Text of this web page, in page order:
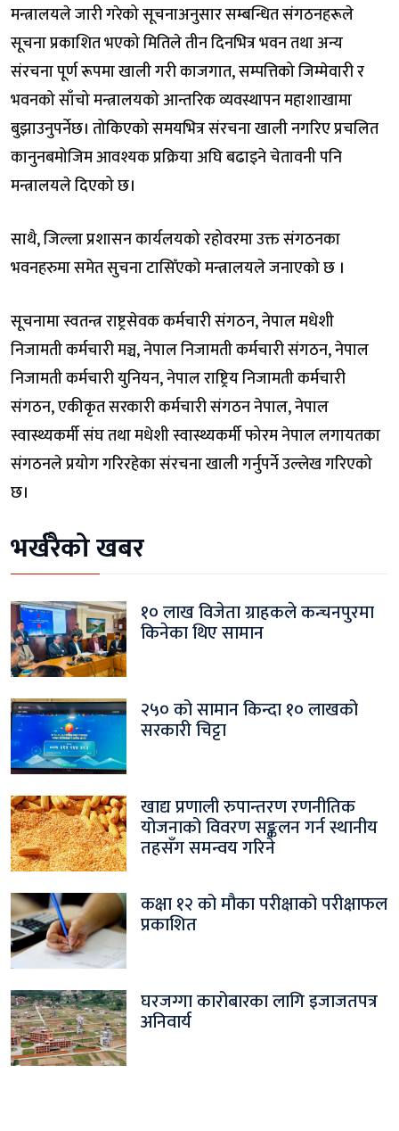
मन्त्रालयले जारी गरेको सूचनाअनुसार सम्बन्धित संगठनहरूले
सूचना प्रकाशित भएको मितिले तीन दिनभित्र भवन तथा अन्य
संरचना पूर्ण रूपमा खाली गरी काजगात, सम्पत्तिको जिम्मेवारी र
भवनको साँचो मन्त्रालयको आन्तरिक व्यवस्थापन महाशाखामा
बुझाउनुपर्नेछ। तोकिएको समयभित्र संरचना खाली नगरिए प्रचलित
कानुनबमोजिम आवश्यक प्रक्रिया अघि बढाइने चेतावनी पनि
मन्त्रालयले दिएको छ।
साथै, जिल्ला प्रशासन कार्यलयको रहोवरमा उक्त संगठनका
भवनहरुमा समेत सुचना टासिँएको मन्त्रालयले जनाएको छ ।
सूचनामा स्वतन्त्र राष्ट्रसेवक कर्मचारी संगठन, नेपाल मधेशी
निजामती कर्मचारी मञ्च, नेपाल निजामती कर्मचारी संगठन, नेपाल
निजामती कर्मचारी युनियन, नेपाल राष्ट्रिय निजामती कर्मचारी
संगठन, एकीकृत सरकारी कर्मचारी संगठन नेपाल, नेपाल
स्वास्थ्यकर्मी संघ तथा मधेशी स्वास्थ्यकर्मी फोरम नेपाल लगायतका
संगठनले प्रयोग गरिरहेका संरचना खाली गर्नुपर्ने उल्लेख गरिएको
छ।
भर्खरैको खबर
१० लाख विजेता ग्राहकले कन्चनपुरमा
किनेका थिए सामान
२५० को सामान किन्दा १० लाखको
सरकारी चिट्टा
खाद्य प्रणाली रुपान्तरण रणनीतिक
योजनाको विवरण सङ्कलन गर्न स्थानीय
तहसँग समन्वय गरिने
कक्षा १२ को मौका परीक्षाको परीक्षाफल
प्रकाशित
घरजग्गा कारोबारका लागि इजाजतपत्र
अनिवार्य